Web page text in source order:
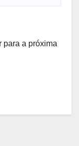
para a próxima